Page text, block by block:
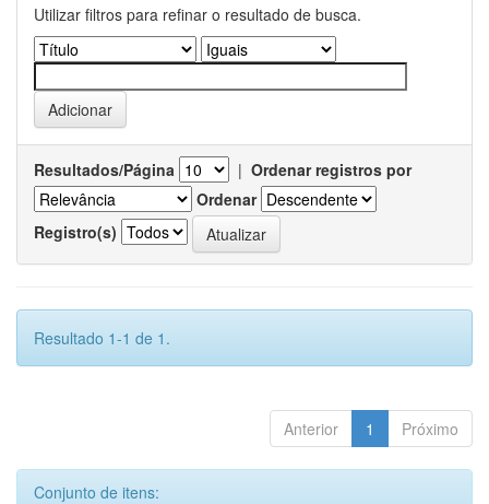
Utilizar filtros para refinar o resultado de busca.
Resultados/Página | Ordenar registros por
Ordenar
Registro(s)
Resultado 1-1 de 1.
Anterior 1 Próximo
Conjunto de itens: